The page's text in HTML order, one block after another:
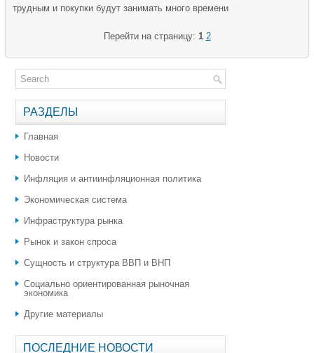
трудным и покупки будут занимать много времени
Перейти на страницу: 1 2
РАЗДЕЛЫ
Главная
Новости
Инфляция и антиинфляционная политика
Экономическая система
Инфраструктура рынка
Рынок и закон спроса
Сущность и структура ВВП и ВНП
Социально ориентированная рыночная
экономика
Другие материалы
ПОСЛЕДНИЕ НОВОСТИ